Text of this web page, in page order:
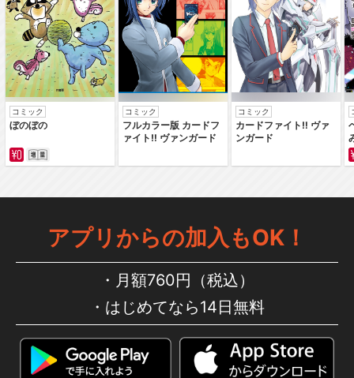
劇場版「BanG Dream! ぽっ
ぴん'どり…
劇場版「BanG Dream! Episo
de…
de…
劇場版「BanG Dream! It's M
y…
コミック
ぼのぼの
コミック
フルカラー版 カードフ
ァイト‼ ヴァンガード
コミック
カードファイト‼ ヴァ
ンガード
アプリからの加入もOK！
月額760円（税込）
はじめてなら14日無料